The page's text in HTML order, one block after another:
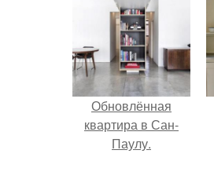
Обновлённая
квартира в Сан-
Паулу.